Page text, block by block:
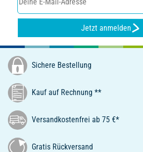
Jetzt anmelden
Sichere Bestellung
Kauf auf Rechnung **
Versandkostenfrei ab 75 €*
Gratis Rückversand